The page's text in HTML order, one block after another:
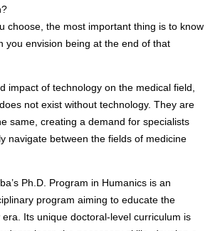
choose, the most important thing is to know
you envision being at the end of that
impact of technology on the medical field,
not exist without technology. They are
same, creating a demand for specialists
navigate between the fields of medicine
Ph.D. Program in Humanics is an
program aiming to educate the
Its unique doctoral-level curriculum is